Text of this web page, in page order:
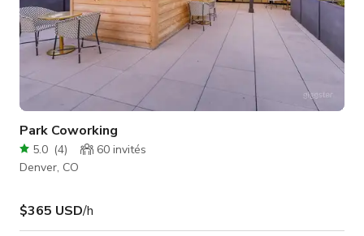
Park Coworking
5.0 (4) 60 invités
Denver, CO
$365 USD/h